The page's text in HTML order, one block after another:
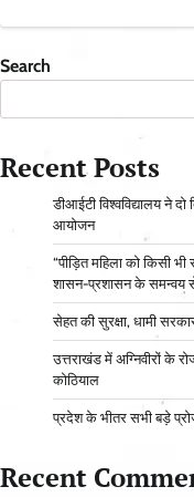
Search
Recent Posts
डीआईटी विश्वविद्यालय ने
आयोजन
“पीड़ित महिला को किसी
शासन-प्रशासन के समन्वय
सेहत की सुरक्षा, धामी
उत्तराखंड में अग्निवीरों के
कोठियाल
प्रदेश के भीतर सभी बड़े
Recent